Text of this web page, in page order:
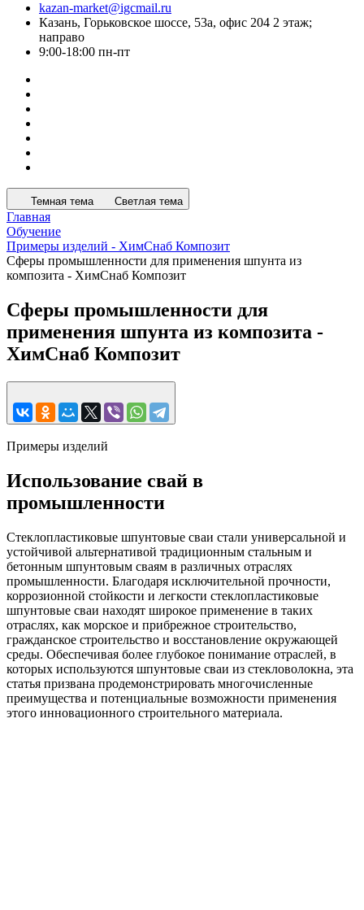
kazan-market@igcmail.ru
Казань, ​Горьковское шоссе, 53а, офис 204 2 этаж;
направо
9:00-18:00 пн-пт
Темная тема Светлая тема
Главная
Обучение
Примеры изделий - ХимСнаб Композит
Сферы промышленности для применения шпунта из
композита - ХимСнаб Композит
Сферы промышленности для
применения шпунта из композита -
ХимСнаб Композит
Примеры изделий
Использование свай в
промышленности
Стеклопластиковые шпунтовые сваи стали универсальной и
устойчивой альтернативой традиционным стальным и
бетонным шпунтовым сваям в различных отраслях
промышленности. Благодаря исключительной прочности,
коррозионной стойкости и легкости стеклопластиковые
шпунтовые сваи находят широкое применение в таких
отраслях, как морское и прибрежное строительство,
гражданское строительство и восстановление окружающей
среды. Обеспечивая более глубокое понимание отраслей, в
которых используются шпунтовые сваи из стекловолокна, эта
статья призвана продемонстрировать многочисленные
преимущества и потенциальные возможности применения
этого инновационного строительного материала.